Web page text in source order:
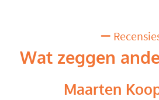
Wat zeggen
Maarten